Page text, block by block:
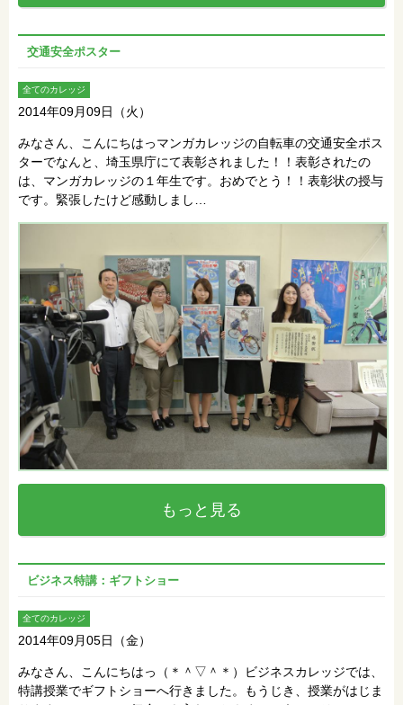
交通安全ポスター
全てのカレッジ
2014年09月09日（火）
みなさん、こんにちはっマンガカレッジの自転車の交通安全ポス
ターでなんと、埼玉県庁にて表彰されました！！表彰されたの
は、マンガカレッジの１年生です。おめでとう！！表彰状の授与
です。緊張したけど感動しまし…
もっと見る
ビジネス特講：ギフトショー
全てのカレッジ
2014年09月05日（金）
みなさん、こんにちはっ（＊＾▽＾＊）ビジネスカレッジでは、
特講授業でギフトショーへ行きました。もうじき、授業がはじま